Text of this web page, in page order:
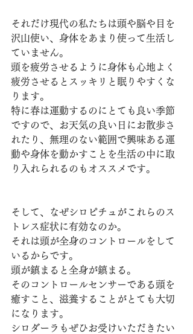
それだけ現代の私たちは頭や脳や目を
沢山使い、身体をあまり使って生活し
ていません。
頭を疲労させるように身体も心地よく
疲労させるとスッキリと眠りやすくな
ります。
特に春は運動するのにとても良い季節
ですので、お天気の良い日にお散歩さ
れたり、無理のない範囲で興味ある運
動や身体を動かすことを生活の中に取
り入れられるのもオススメです。
そして、なぜシロピチュがこれらのス
トレス症状に有効なのか。
それは頭が全身のコントロールをして
いるからです。
頭が鎮まると全身が鎮まる。
そのコントロールセンサーである頭を
癒すこと、滋養することがとても大切
になります。
シロダーラもぜひお受けいただきたい